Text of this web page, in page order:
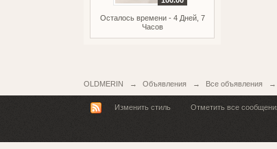
Осталось времени - 4 Дней, 7
Часов
OLDMERIN → Объявления → Все объявления →
Изменить стиль Отметить все